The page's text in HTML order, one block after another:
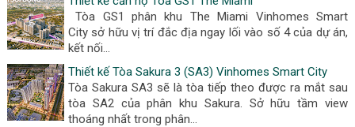
Tòa GS1 phân khu The Miami Vinhomes Smart
City sở hữu vị trí đắc địa ngay lối vào số 4 của dự án,
kết nối...
Thiết kế Tòa Sakura 3 (SA3) Vinhomes Smart City
Tòa Sakura SA3 sẽ là tòa tiếp theo được ra mắt sau
tòa SA2 của phân khu Sakura. Sở hữu tầm view
thoáng nhất trong phân...